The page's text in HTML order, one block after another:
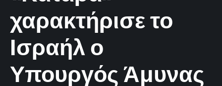
χαρακτήρισε το
Ισραήλ ο
Υπουργός Άμυνας